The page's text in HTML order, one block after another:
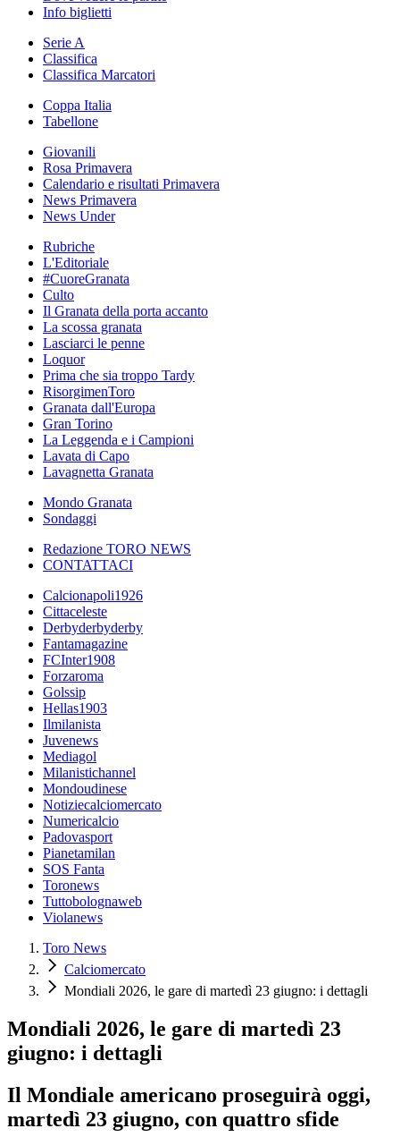
Info biglietti
Serie A
Classifica
Classifica Marcatori
Coppa Italia
Tabellone
Giovanili
Rosa Primavera
Calendario e risultati Primavera
News Primavera
News Under
Rubriche
L'Editoriale
#CuoreGranata
Culto
Il Granata della porta accanto
La scossa granata
Lasciarci le penne
Loquor
Prima che sia troppo Tardy
RisorgimenToro
Granata dall'Europa
Gran Torino
La Leggenda e i Campioni
Lavata di Capo
Lavagnetta Granata
Mondo Granata
Sondaggi
Redazione TORO NEWS
CONTATTACI
Calcionapoli1926
Cittaceleste
Derbyderbyderby
Fantamagazine
FCInter1908
Forzaroma
Golssip
Hellas1903
Ilmilanista
Juvenews
Mediagol
Milanistichannel
Mondoudinese
Notiziecalciomercato
Numericalcio
Padovasport
Pianetamilan
SOS Fanta
Toronews
Tuttobolognaweb
Violanews
Toro News
Calciomercato
Mondiali 2026, le gare di martedì 23 giugno: i dettagli
Mondiali 2026, le gare di martedì 23
giugno: i dettagli
Il Mondiale americano proseguirà oggi,
martedì 23 giugno, con quattro sfide